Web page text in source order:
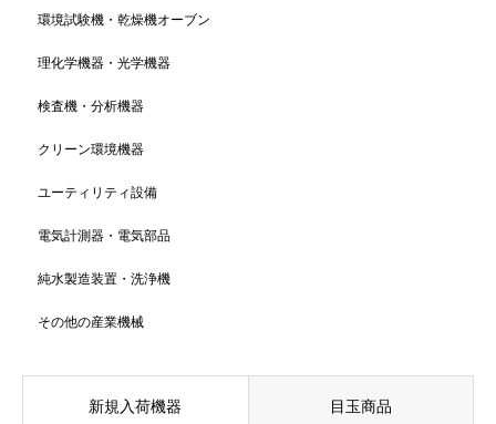
環境試験機・乾燥機オーブン
理化学機器・光学機器
検査機・分析機器
クリーン環境機器
ユーティリティ設備
電気計測器・電気部品
純水製造装置・洗浄機
その他の産業機械
新規入荷機器 目玉商品